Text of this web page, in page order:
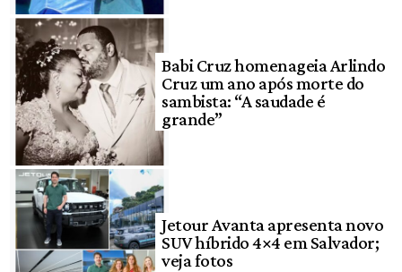
Babi Cruz homenageia Arlindo
Cruz um ano após morte do
sambista: “A saudade é
grande”
Jetour Avanta apresenta novo
SUV híbrido 4×4 em Salvador;
veja fotos